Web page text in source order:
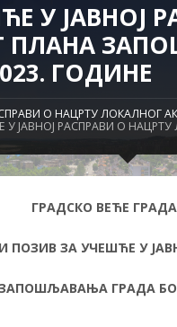
У ЈАВНОЈ
ГОДИНЕ
О НАЦРТУ
У ЈАВНОЈ РАСПРАВИ О
ГРАДСКО ВЕЋЕ
ПОЗИВ ЗА УЧЕШЋЕ У
ГРАДА